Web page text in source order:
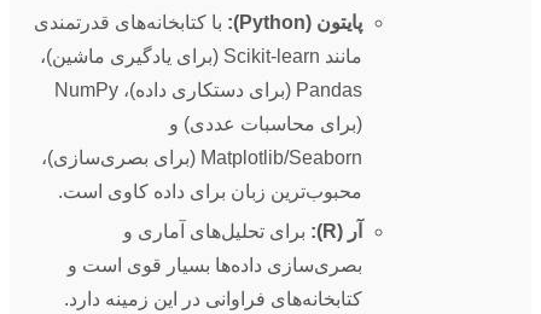
پایتون (Python):
با کتابخانه‌های قدرتمندی
مانند Scikit-learn (برای یادگیری ماشین)،
Pandas (برای دستکاری داده)، NumPy
(برای محاسبات عددی) و
Matplotlib/Seaborn (برای بصری‌سازی)،
محبوب‌ترین زبان برای داده کاوی است.
آر (R):
برای تحلیل‌های آماری و
بصری‌سازی داده‌ها بسیار قوی است و
کتابخانه‌های فراوانی در این زمینه دارد.